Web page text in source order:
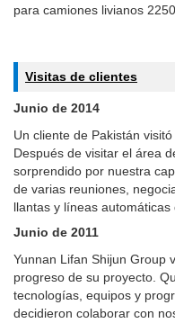
para camiones livianos 2250.
Visitas de clientes
Junio de 2014
Un cliente de Pakistán
Después de visitar el área
sorprendido por nuestra
de varias reuniones,
llantas y líneas automáticas
Junio de 2011
Yunnan Lifan Shijun Group
progreso de su proyecto.
tecnologías, equipos y
decidieron colaborar con